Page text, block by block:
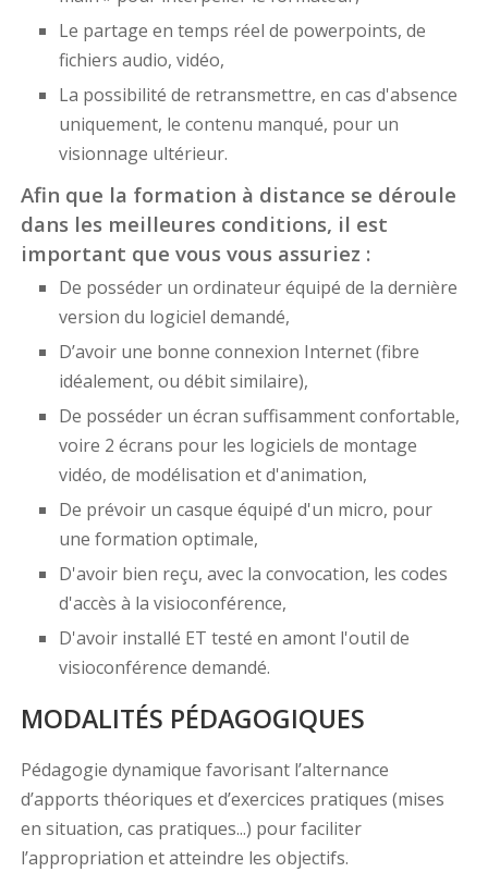
Le partage en temps réel de powerpoints, de
fichiers audio, vidéo,
La possibilité de retransmettre, en cas d'absence
uniquement, le contenu manqué, pour un
visionnage ultérieur.
Afin que la formation à distance se déroule
dans les meilleures conditions, il est
important que vous vous assuriez :
De posséder un ordinateur équipé de la dernière
version du logiciel demandé,
D’avoir une bonne connexion Internet (fibre
idéalement, ou débit similaire),
De posséder un écran suffisamment confortable,
voire 2 écrans pour les logiciels de montage
vidéo, de modélisation et d'animation,
De prévoir un casque équipé d'un micro, pour
une formation optimale,
D'avoir bien reçu, avec la convocation, les codes
d'accès à la visioconférence,
D'avoir installé ET testé en amont l'outil de
visioconférence demandé.
MODALITÉS PÉDAGOGIQUES
Pédagogie dynamique favorisant l’alternance
d’apports théoriques et d’exercices pratiques (mises
en situation, cas pratiques...) pour faciliter
l’appropriation et atteindre les objectifs.